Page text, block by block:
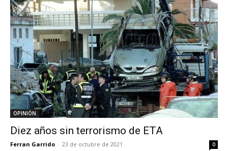
OPINIÓN
Diez años sin terrorismo de ETA
Ferran Garrido - 23 de octubre de 2021 0